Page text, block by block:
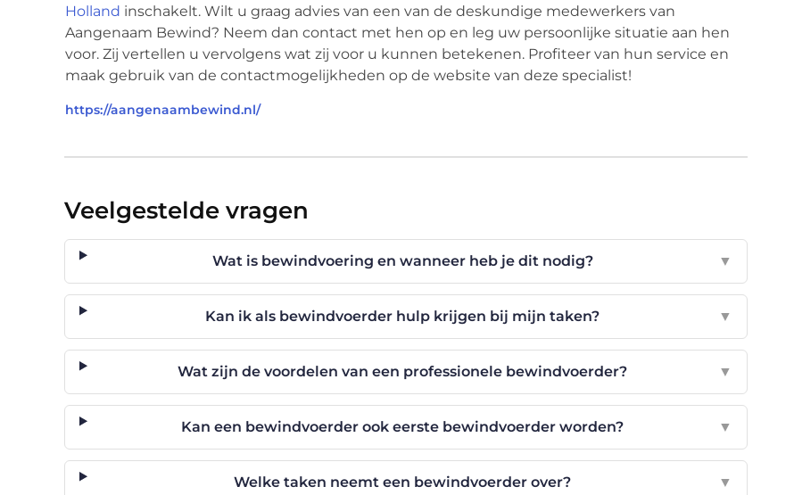
Holland inschakelt. Wilt u graag advies van een van de deskundige medewerkers van
Aangenaam Bewind? Neem dan contact met hen op en leg uw persoonlijke situatie aan hen
voor. Zij vertellen u vervolgens wat zij voor u kunnen betekenen. Profiteer van hun service en
maak gebruik van de contactmogelijkheden op de website van deze specialist!
https://aangenaambewind.nl/
Veelgestelde vragen
Wat is bewindvoering en wanneer heb je dit nodig? ▼
Kan ik als bewindvoerder hulp krijgen bij mijn taken? ▼
Wat zijn de voordelen van een professionele bewindvoerder? ▼
Kan een bewindvoerder ook eerste bewindvoerder worden? ▼
Welke taken neemt een bewindvoerder over? ▼